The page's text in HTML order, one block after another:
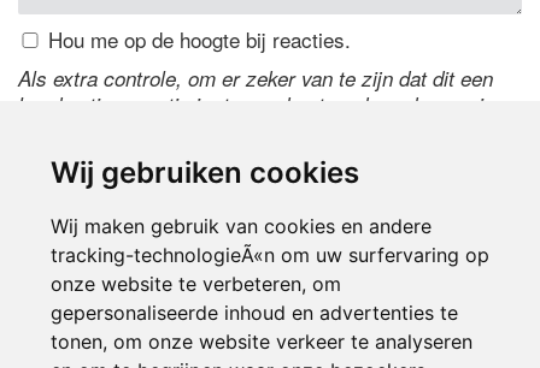
Wij gebruiken cookies
Wij maken gebruik van cookies en andere
tracking-technologieÃ«n om uw surfervaring op
onze website te verbeteren, om
gepersonaliseerde inhoud en advertenties te
tonen, om onze website verkeer te analyseren
Hou me op de hoogte bij reacties.
Als extra controle, om er zeker van te zijn dat dit een
handmatige reactie is, typ onderstaande code over in
de code te wijzigen.